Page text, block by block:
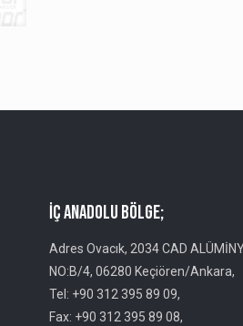
İç Anadolu Bölge;
Adres Ovacık, 2034 CAD
NO:B/4, 06280 Keçiören/Ankara,
Tel: +90 312 395 89 09,
Fax: +90 312 395 89 08,